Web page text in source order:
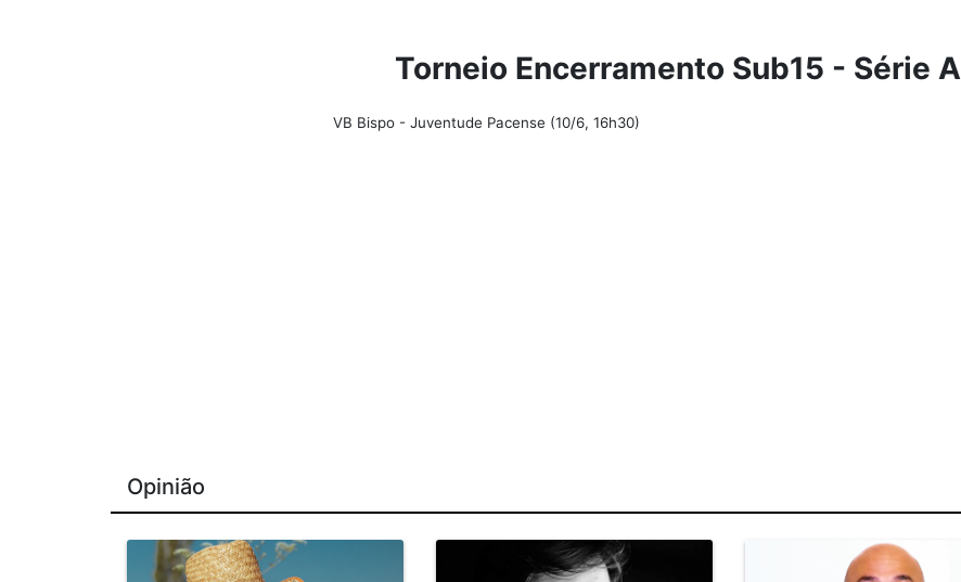
Torneio Encerramento Sub15 - Série A
VB Bispo - Juventude Pacense (10/6, 16h30)
Opinião